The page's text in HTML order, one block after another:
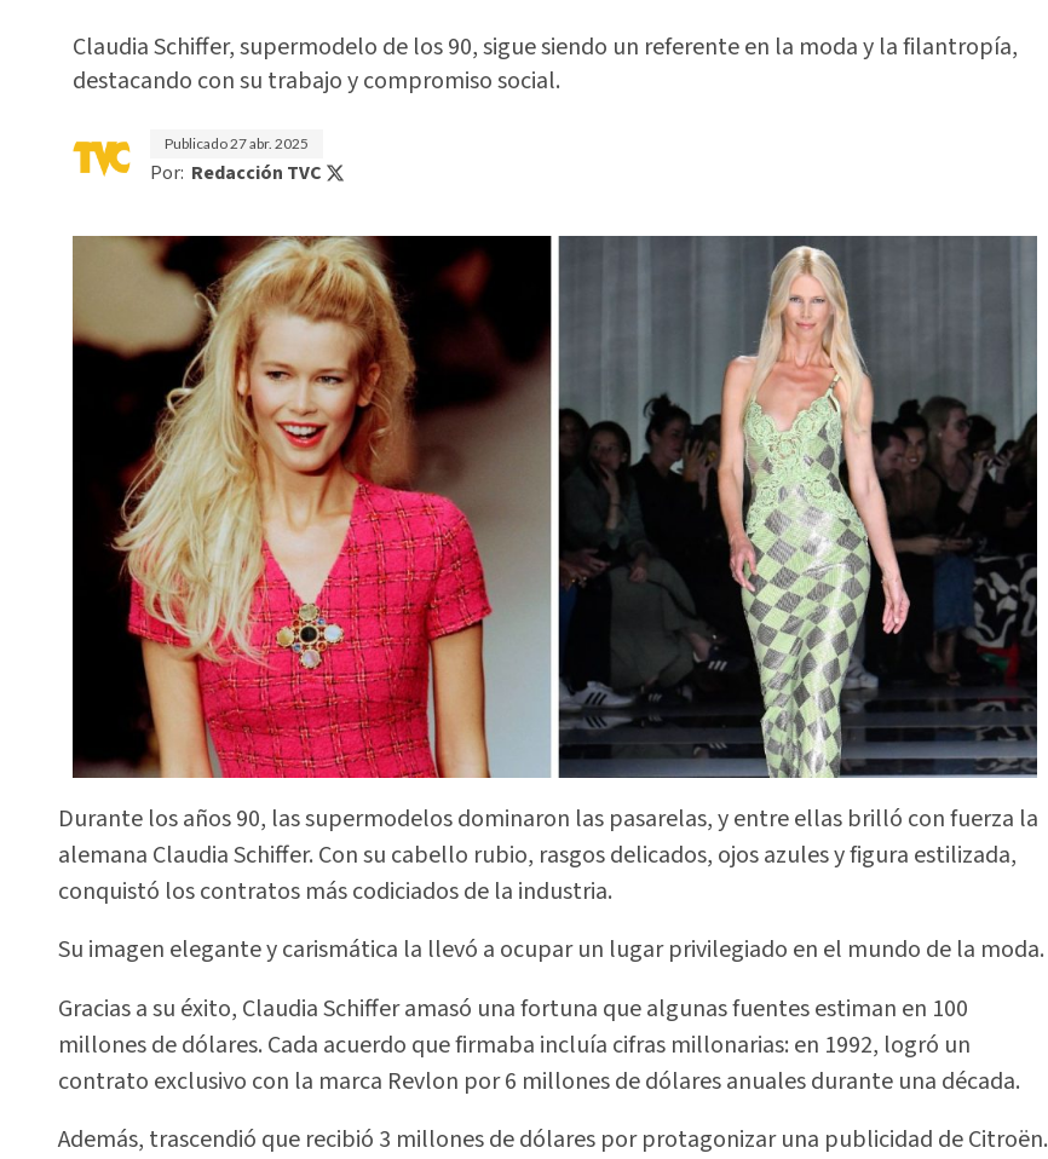
Claudia Schiffer, supermodelo de los 90, sigue siendo un referente en la moda y la filantropía,
destacando con su trabajo y compromiso social.
Publicado27 abr. 2025
Por: Redacción TVC
Durante los años 90, las supermodelos dominaron las pasarelas, y entre ellas brilló con fuerza la
alemana Claudia Schiffer. Con su cabello rubio, rasgos delicados, ojos azules y figura estilizada,
conquistó los contratos más codiciados de la industria.
Su imagen elegante y carismática la llevó a ocupar un lugar privilegiado en el mundo de la moda.
Gracias a su éxito, Claudia Schiffer amasó una fortuna que algunas fuentes estiman en 100
millones de dólares. Cada acuerdo que firmaba incluía cifras millonarias: en 1992, logró un
contrato exclusivo con la marca Revlon por 6 millones de dólares anuales durante una década.
Además, trascendió que recibió 3 millones de dólares por protagonizar una publicidad de Citroën.